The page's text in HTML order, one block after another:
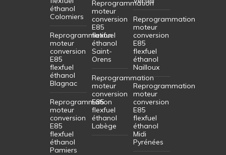
éthanol
Colomiers
Reprogrammation
moteur
conversion
E85
flexfuel
éthanol
Blagnac
Reprogrammation
moteur
conversion
E85
flexfuel
éthanol
Pamiers
Reprogrammation
moteur
conversion
E85
flexfuel
éthanol
Saint-
Orens
Reprogrammation
moteur
conversion
E85
flexfuel
éthanol
Labège
Reprogrammation
moteur
conversion
E85
flexfuel
éthanol
Nailloux
Reprogrammation
moteur
conversion
E85
flexfuel
éthanol
Midi
Pyrénées